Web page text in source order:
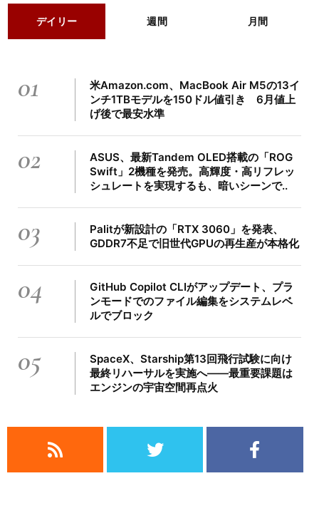
デイリー 週間 月間
01
米Amazon.com、MacBook Air M5の13イ
ンチ1TBモデルを150ドル値引き 6月値上
げ後で最安水準
02
ASUS、最新Tandem OLED搭載の「ROG
Swift」2機種を発売。高輝度・高リフレッ
シュレートを実現するも、暗いシーンで..
03
Palitが新設計の「RTX 3060」を発表、
GDDR7不足で旧世代GPUの再生産が本格化
04
GitHub Copilot CLIがアップデート、プラ
ンモードでのファイル編集をシステムレベ
ルでブロック
05
SpaceX、Starship第13回飛行試験に向け
最終リハーサルを実施へ——最重要課題は
エンジンの宇宙空間再点火